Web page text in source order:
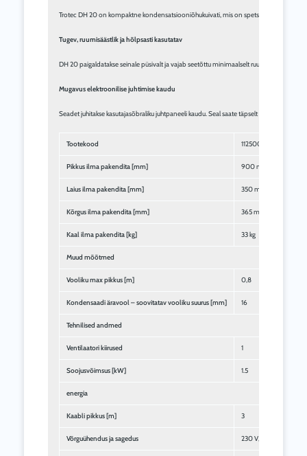
Trotec DH 20 on kompaktne kondensatsiooniõhukuivati, mis on spetsiaalselt loodud
Tugev, ruumisäästlik ja hõlpsasti kasutatav
DH 20 paigaldatakse seinale püsivalt ja vajab seetõttu minimaalselt ruumi. Selle
Mugavus elektroonilise juhtimise kaudu
Seadet juhitakse kasutajasõbraliku juhtpaneeli kaudu. Seal saate täpselt seadistada
Tootekood 1125000200
Pikkus ilma pakendita [mm] 900 mm
Laius ilma pakendita [mm] 350 mm
Kõrgus ilma pakendita [mm] 365 mm
Kaal ilma pakendita [kg] 33 kg
Muud mõõtmed
Vooliku max pikkus [m] 0,8
Kondensaadi äravool – soovitatav vooliku suurus [mm] 16
Tehnilised andmed
Ventilaatori kiirused 1
Soojusvõimsus [kW] 1.5
energia
Kaabli pikkus [m] 3
Võrguühendus ja sagedus 230 V, 50 Hz